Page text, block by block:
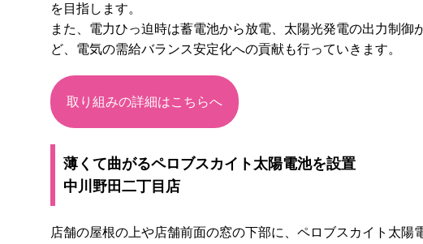
を目指します。
また、電力ひっ迫時は蓄電池から放電、太陽光発電の出力制御
ど、電気の需給バランス安定化への貢献も行っていきます。
取り組みの詳細はこちらへ
薄くて曲がるペロブスカイト太陽電池を設置
中川野田二丁目店
店舗の屋根の上や店舗前面の窓の下部に、ペロブスカイト太